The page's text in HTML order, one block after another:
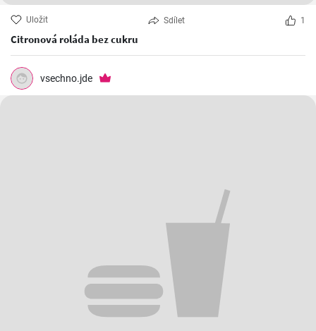
Uložit Sdílet 1
Citronová roláda bez cukru
vsechno.jde